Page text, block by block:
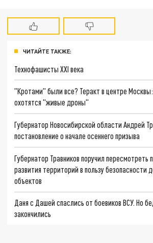
ЧИТАЙТЕ ТАКЖЕ:
Технофашисты XXI века
"Кротами" были все? Теракт в центре
охотятся "живые дроны"
Губернатор Новосибирской области Андрей
постановление о начале осеннего призыва
Губернатор Травников поручил пересмотреть
развития территорий в пользу безопасности
объектов
Даня с Дашей спаслись от боевиков ВСУ. Но
закончились